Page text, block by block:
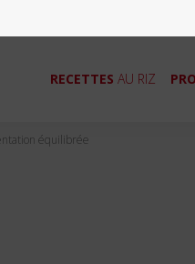
RECETTES AU RIZ
équilibrée